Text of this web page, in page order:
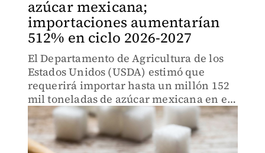
azúcar mexicana;
importaciones aumentarían
512% en ciclo 2026-2027
El Departamento de Agricultura de los
Estados Unidos (USDA) estimó que
requerirá importar hasta un millón 152
mil toneladas de azúcar mexicana en el
ciclo 2026-2027.